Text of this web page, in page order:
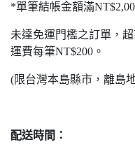
*單筆結帳金額滿
未達免運門檻之訂單，
運費每筆NT$200。
(限台灣本島縣市，離島
配送時間：